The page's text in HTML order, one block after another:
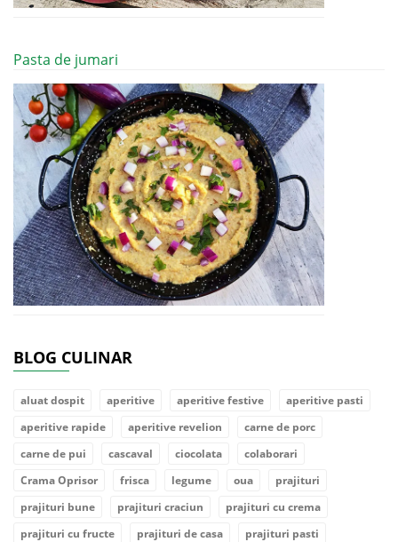
Pasta de jumari
BLOG CULINAR
aluat dospit aperitive aperitive festive
aperitive pasti
aperitive rapide
aperitive revelion
carne de porc
carne de pui
cascaval ciocolata
colaborari
Crama Oprisor
frisca legume oua
prajituri
prajituri bune
prajituri craciun
prajituri cu crema
prajituri cu fructe
prajituri de casa
prajituri pasti